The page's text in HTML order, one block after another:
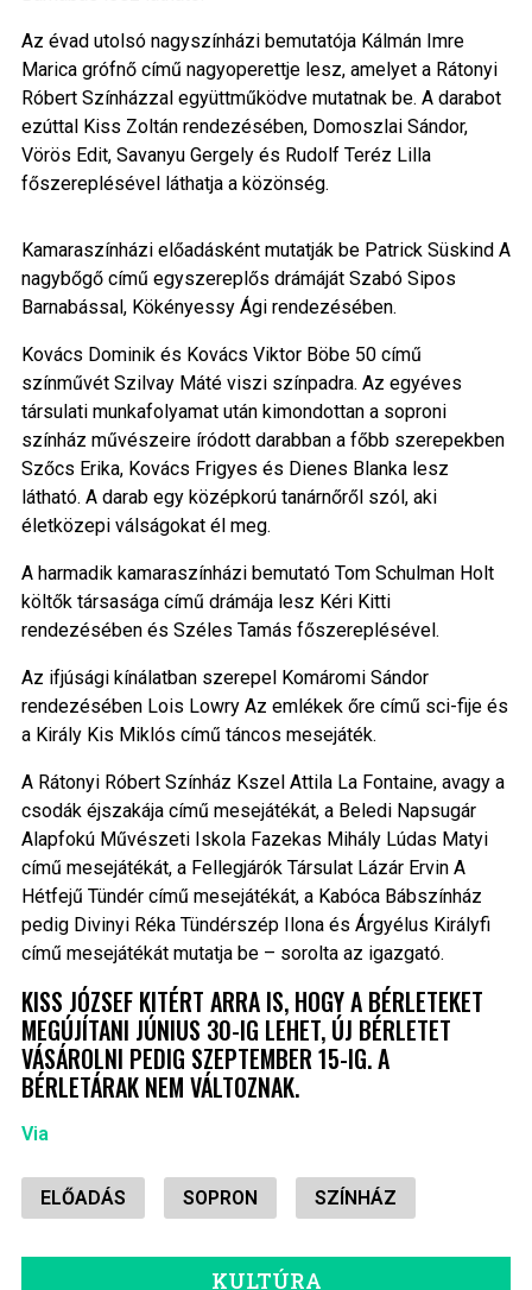
Az évad utolsó nagyszínházi bemutatója Kálmán Imre
Marica grófnő című nagyoperettje lesz, amelyet a Rátonyi
Róbert Színházzal együttműködve mutatnak be. A darabot
ezúttal Kiss Zoltán rendezésében, Domoszlai Sándor,
Vörös Edit, Savanyu Gergely és Rudolf Teréz Lilla
főszereplésével láthatja a közönség.
Kamaraszínházi előadásként mutatják be Patrick Süskind A
nagybőgő című egyszereplős drámáját Szabó Sipos
Barnabással, Kökényessy Ági rendezésében.
Kovács Dominik és Kovács Viktor Böbe 50 című
színművét Szilvay Máté viszi színpadra. Az egyéves
társulati munkafolyamat után kimondottan a soproni
színház művészeire íródott darabban a főbb szerepekben
Szőcs Erika, Kovács Frigyes és Dienes Blanka lesz
látható. A darab egy középkorú tanárnőről szól, aki
életközepi válságokat él meg.
A harmadik kamaraszínházi bemutató Tom Schulman Holt
költők társasága című drámája lesz Kéri Kitti
rendezésében és Széles Tamás főszereplésével.
Az ifjúsági kínálatban szerepel Komáromi Sándor
rendezésében Lois Lowry Az emlékek őre című sci-fije és
a Király Kis Miklós című táncos mesejáték.
A Rátonyi Róbert Színház Kszel Attila La Fontaine, avagy a
csodák éjszakája című mesejátékát, a Beledi Napsugár
Alapfokú Művészeti Iskola Fazekas Mihály Lúdas Matyi
című mesejátékát, a Fellegjárók Társulat Lázár Ervin A
Hétfejű Tündér című mesejátékát, a Kabóca Bábszínház
pedig Divinyi Réka Tündérszép Ilona és Árgyélus Királyfi
című mesejátékát mutatja be – sorolta az igazgató.
KISS JÓZSEF KITÉRT ARRA IS, HOGY A BÉRLETEKET
MEGÚJÍTANI JÚNIUS 30-IG LEHET, ÚJ BÉRLETET
VÁSÁROLNI PEDIG SZEPTEMBER 15-IG. A
BÉRLETÁRAK NEM VÁLTOZNAK.
Via
ELŐADÁS SOPRON SZÍNHÁZ
KULTÚRA